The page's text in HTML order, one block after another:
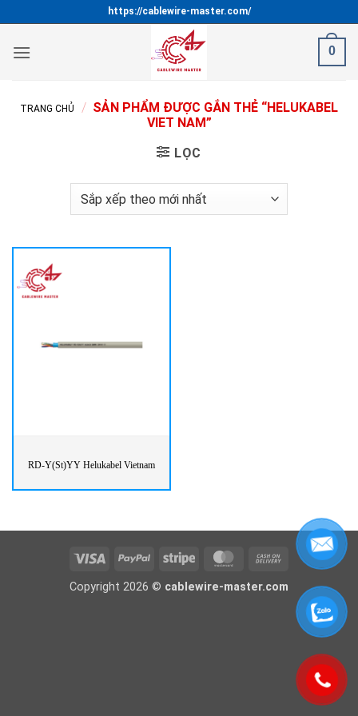
qua
nội
https://cablewire-master.com/
0
TRANG CHỦ / SẢN PHẨM ĐƯỢC GẮN THẺ “HELUKABEL
VIET NAM”
LỌC
RD-Y(St)YY Helukabel Vietnam
Visa PayPal Stripe MasterCardCash
Delivery
Copyright 2026 © cablewire-master.com